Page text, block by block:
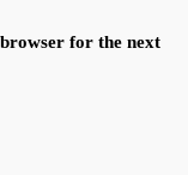
for the next